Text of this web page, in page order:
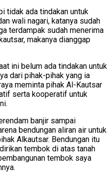
tidak ada tindakan untuk
wali nagari, katanya sudah
terdampak sudah menerima
makanya dianggap
ini belum ada tindakan untuk
dari pihak-pihak yang ia
meminta pihak Al-Kautsar
serta kooperatif untuk
banjir sampai
bendungan aliran air untuk
Alkautsar. Bendungan itu
tembok di atas tanah
tembok saya